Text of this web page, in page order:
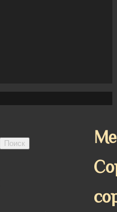
Поиск